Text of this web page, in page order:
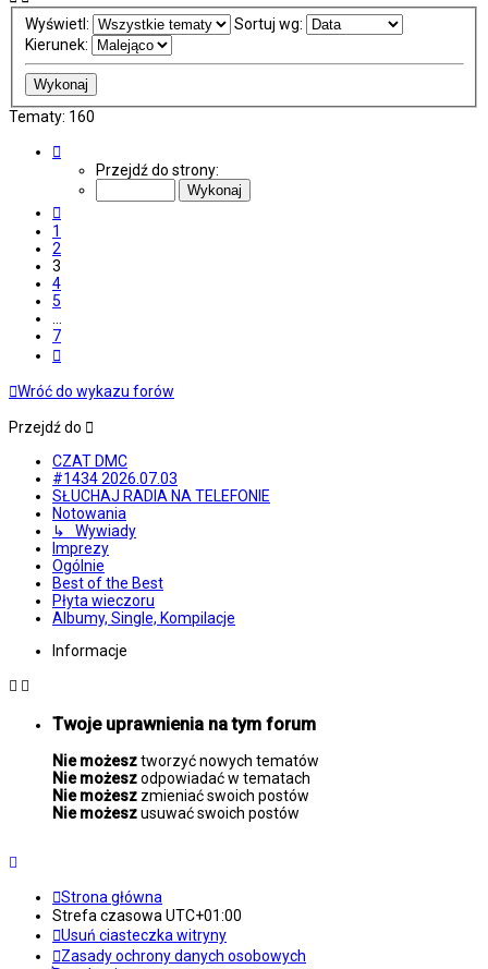
Wyświetl:
Sortuj wg:
Kierunek:
Tematy: 160
Przejdź do strony:
1
2
3
4
5
7
Wróć do wykazu forów
Przejdź do
CZAT DMC
#1434 2026.07.03
SŁUCHAJ RADIA NA TELEFONIE
Notowania
↳ Wywiady
Imprezy
Ogólnie
Best of the Best
Płyta wieczoru
Albumy, Single, Kompilacje
Informacje
Twoje uprawnienia na tym forum
Nie możesztworzyć nowych tematów
Nie możeszodpowiadać w tematach
Nie możesz zmieniać swoich postów
Nie możeszusuwać swoich postów
Strona główna
Strefa czasowa UTC+01:00
Usuń ciasteczka witryny
Zasady ochrony danych osobowych